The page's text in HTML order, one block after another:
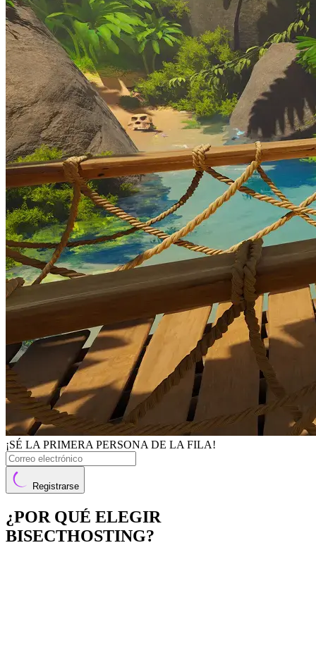
¡SÉ LA PRIMERA PERSONA DE LA FILA!
Registrarse
¿POR QUÉ ELEGIR
BISECTHOSTING?